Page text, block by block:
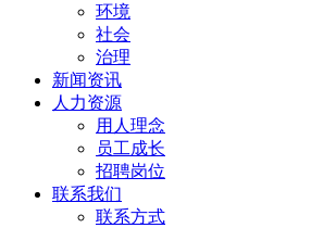
环境
社会
治理
新闻资讯
人力资源
用人理念
员工成长
招聘岗位
联系我们
联系方式